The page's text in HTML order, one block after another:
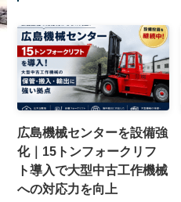
広島機械センターを設備強
化｜15トンフォークリフ
ト導入で大型中古工作機械
への対応力を向上